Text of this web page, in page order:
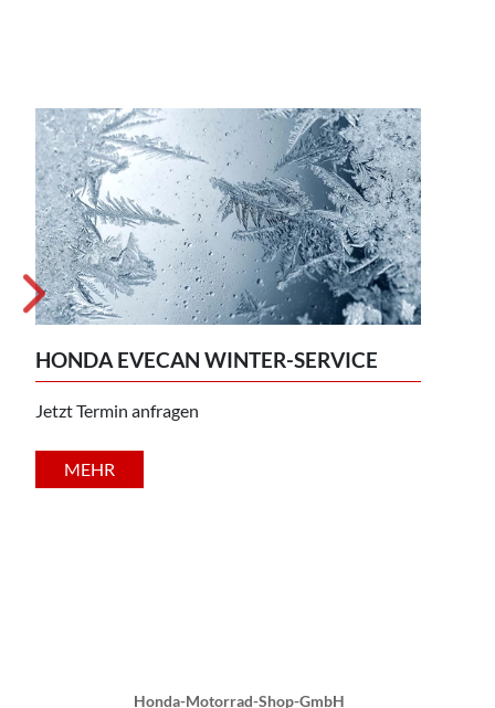
HONDA EVECAN WINTER-SERVICE
Jetzt Termin anfragen
MEHR
Honda-Motorrad-Shop-GmbH